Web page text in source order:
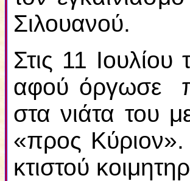
Σιλουανού.
Στις 11
αφού όργωσε
στα νιάτα του
«προς Κύριον».
κτιστού